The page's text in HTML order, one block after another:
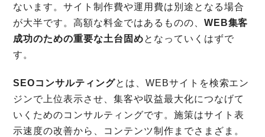
ないます。サイト制作費や運用費は別途となる場合
が大半です。高額な料金ではあるものの、 WEB集客
成功のための重要な土台固めとなっていくはずで
す。
SEOコンサルティングとは、WEBサイトを検索エン
ジンで上位表示させ、集客や収益最大化につなげて
いくためのコンサルティングです。施策はサイト表
示速度の改善から、コンテンツ制作までさまざま。